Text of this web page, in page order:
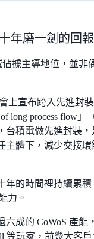
年磨一劍的回報
佔據主導地位，並非
上宣布跨入先進封
long process flow」
台積電做先進封裝，
主體下，減少交接環
年的時間裡持續累積
力。
六成的 CoWoS 產能
等玩家，前幾大客